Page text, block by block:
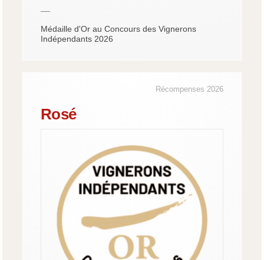
—
Médaille d'Or au Concours des Vignerons
Indépendants 2026
Récompenses 2026
Rosé